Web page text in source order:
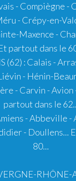
- Compiègne -
- Crépy-en-
Maxence -
partout dans le
(62) : Calais -
- Hénin-
- Carvin - Avion
partout dans le
- Abbeville -
- Doullens...
80...
RHÔNE-